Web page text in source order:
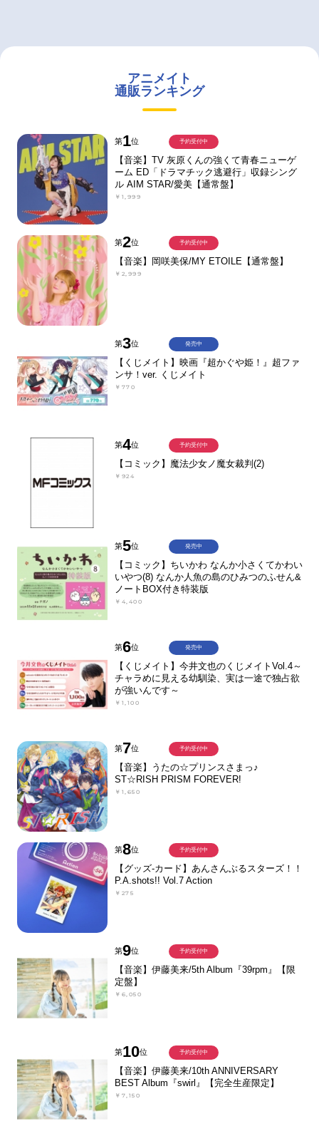
アニメイト
通販ランキング
第1位
【音楽】TV 灰原くんの強くて青春ニューゲ
ーム ED「ドラマチック逃避行」収録シング
ル AIM STAR/愛美【通常盤】
￥1,999
予約受付中
第2位
【音楽】岡咲美保/MY ETOILE【通常盤】
￥2,999
予約受付中
第3位
【くじメイト】映画『超かぐや姫！』超ファ
ンサ！ver. くじメイト
￥770
発売中
第4位
【コミック】魔法少女ノ魔女裁判(2)
￥924
予約受付中
第5位
【コミック】ちいかわ なんか小さくてかわい
いやつ(8) なんか人魚の島のひみつのふせん&
ノートBOX付き特装版
￥4,400
発売中
第6位
【くじメイト】今井文也のくじメイトVol.4～
チャラめに見える幼馴染、実は一途で独占欲
が強いんです～
￥1,100
発売中
第7位
【音楽】うたの☆プリンスさまっ♪
ST☆RISH PRISM FOREVER!
￥1,650
予約受付中
第8位
【グッズ-カード】あんさんぶるスターズ！！
P.A.shots!! Vol.7 Action
￥275
予約受付中
第9位
【音楽】伊藤美来/5th Album『39rpm』【限
定盤】
￥6,050
予約受付中
第10位
【音楽】伊藤美来/10th ANNIVERSARY
BEST Album『swirl』【完全生産限定】
￥7,150
予約受付中